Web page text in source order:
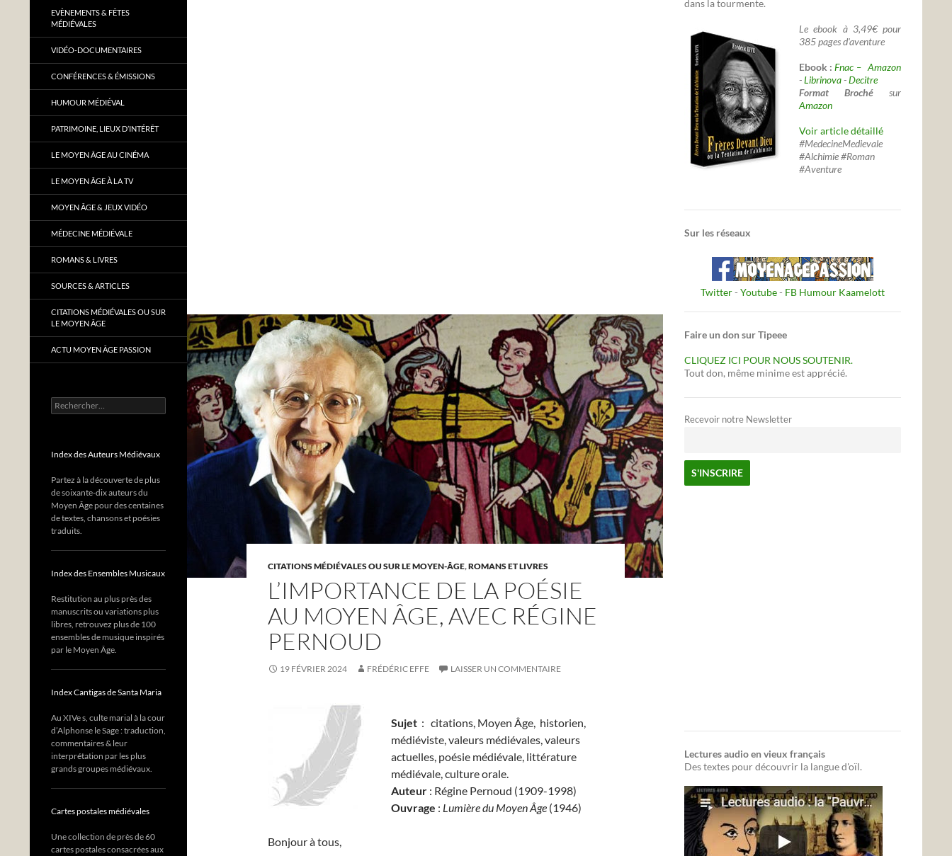
CITATIONS MÉDIÉVALES OU SUR LE MOYEN-ÂGE,ROMANS ET LIVRES
L’IMPORTANCE DE LA POÉSIE
AU MOYEN ÂGE, AVEC RÉGINE
PERNOUD
19 FÉVRIER 2024 FRÉDÉRIC EFFE LAISSER UN COMMENTAIRE
Sujet : citations, Moyen Âge, historien,
médiéviste, valeurs médiévales, valeurs
actuelles, poésie médiévale, littérature
médiévale, culture orale.
Auteur : Régine Pernoud (1909-1998)
Ouvrage : Lumière du Moyen Âge (1946)
Bonjour à tous,
dans la tourmente.
Le ebook à 3,49€ pour
385 pages d'aventure
Ebook :Fnac – Amazon
-Librinova-Decitre
Format Broché sur
Amazon
Voir article détaillé
#MedecineMedievale
#Alchimie #Roman
#Aventure
Sur les réseaux
Twitter- Youtube- FB Humour Kaamelott
Faire un don sur Tipeee
CLIQUEZ ICI POUR NOUS SOUTENIR.
Tout don, même minime est apprécié.
Recevoir notre Newsletter
Lectures audio en vieux français
Des textes pour découvrir la langue d'oïl.
EVÈNEMENTS & FÊTES
MÉDIÉVALES
VIDÉO-DOCUMENTAIRES
CONFÉRENCES & ÉMISSIONS
HUMOUR MÉDIÉVAL
PATRIMOINE, LIEUX D’INTÉRÊT
LE MOYEN ÂGE AU CINÉMA
LE MOYEN ÂGE À LA TV
MOYEN ÂGE & JEUX VIDÉO
MÉDECINE MÉDIÉVALE
ROMANS & LIVRES
SOURCES & ARTICLES
CITATIONS MÉDIÉVALES OU SUR
LE MOYEN ÂGE
ACTU MOYEN ÂGE PASSION
Rechercher :
Index des Auteurs Médiévaux
Partez à la découverte de plus
de soixante-dix auteurs du
Moyen Âge pour des centaines
de textes, chansons et poésies
traduits.
Index des Ensembles Musicaux
Restitution au plus près des
manuscrits ou variations plus
libres, retrouvez plus de 100
ensembles de musique inspirés
par le Moyen Âge.
Index Cantigas de Santa Maria
Au XIVe s, culte marial à la cour
d’Alphonse le Sage : traduction,
commentaires & leur
interprétation par les plus
grands groupes médiévaux.
Cartes postales médiévales
Une collection de près de 60
cartes postales consacrées aux